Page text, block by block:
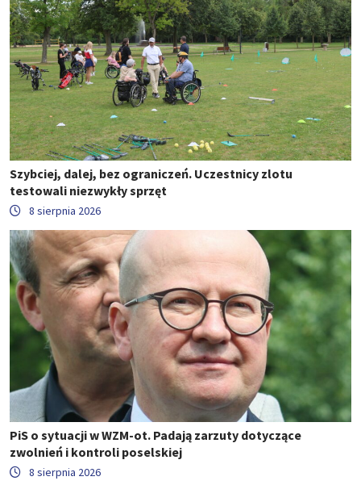
Szybciej, dalej, bez ograniczeń. Uczestnicy zlotu
testowali niezwykły sprzęt
8 sierpnia 2026
PiS o sytuacji w WZM-ot. Padają zarzuty dotyczące
zwolnień i kontroli poselskiej
8 sierpnia 2026